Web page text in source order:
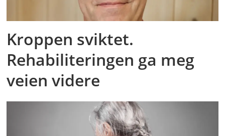
Kroppen sviktet.
Rehabiliteringen ga meg
veien videre